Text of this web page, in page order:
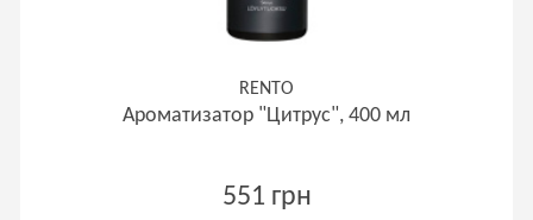
RENTO
Ароматизатор "Цитрус", 400 мл
551 грн